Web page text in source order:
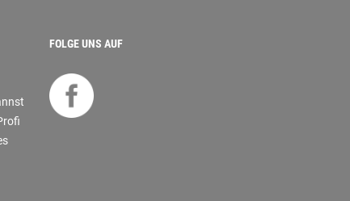
FOLGE UNS AUF